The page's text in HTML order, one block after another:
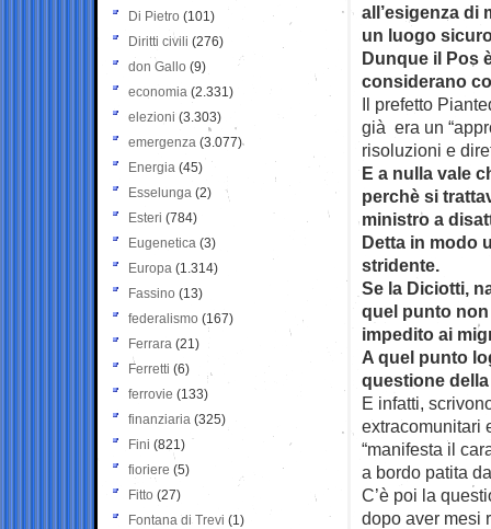
all’esigenza di
un luogo
Dunque il Pos
considerano
Il prefetto
già era un
risoluzioni e
E a nulla vale
perchè si
ministro a
Detta in modo
stridente.
Se la Diciotti,
quel punto
impedito ai
A quel punto
questione
E infatti,
extracomunitari
“manifesta il
a bordo patita
C’è poi la
dopo aver mesi
Di Pietro (101)
Diritti civili (276)
don Gallo (9)
economia (2.331)
elezioni (3.303)
emergenza (3.077)
Energia (45)
Esselunga (2)
Esteri (784)
Eugenetica (3)
Europa (1.314)
Fassino (13)
federalismo (167)
Ferrara (21)
Ferretti (6)
ferrovie (133)
finanziaria (325)
Fini (821)
fioriere (5)
Fitto (27)
Fontana di Trevi (1)